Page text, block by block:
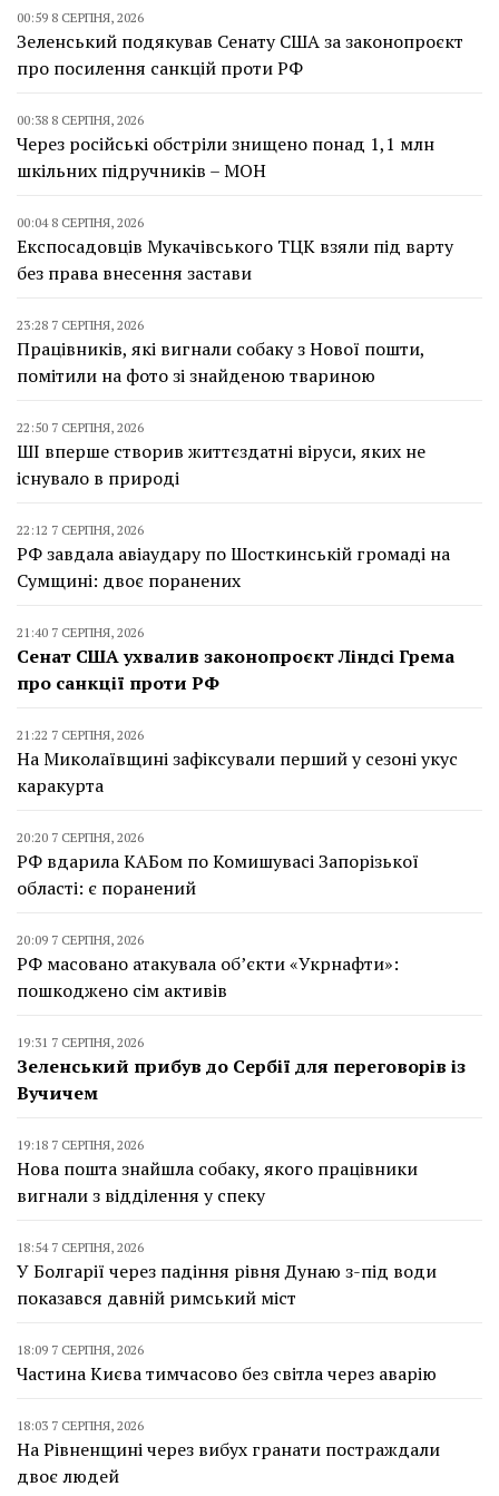
00:59 8 СЕРПНЯ, 2026
Зеленський подякував Сенату США за законопроєкт
про посилення санкцій проти РФ
00:38 8 СЕРПНЯ, 2026
Через російські обстріли знищено понад 1,1 млн
шкільних підручників – МОН
00:04 8 СЕРПНЯ, 2026
Експосадовців Мукачівського ТЦК взяли під варту
без права внесення застави
23:28 7 СЕРПНЯ, 2026
Працівників, які вигнали собаку з Нової пошти,
помітили на фото зі знайденою твариною
22:50 7 СЕРПНЯ, 2026
ШІ вперше створив життєздатні віруси, яких не
існувало в природі
22:12 7 СЕРПНЯ, 2026
РФ завдала авіаудару по Шосткинській громаді на
Сумщині: двоє поранених
21:40 7 СЕРПНЯ, 2026
Сенат США ухвалив законопроєкт Ліндсі Грема
про санкції проти РФ
21:22 7 СЕРПНЯ, 2026
На Миколаївщині зафіксували перший у сезоні укус
каракурта
20:20 7 СЕРПНЯ, 2026
РФ вдарила КАБом по Комишувасі Запорізької
області: є поранений
20:09 7 СЕРПНЯ, 2026
РФ масовано атакувала об’єкти «Укрнафти»:
пошкоджено сім активів
19:31 7 СЕРПНЯ, 2026
Зеленський прибув до Сербії для переговорів із
Вучичем
19:18 7 СЕРПНЯ, 2026
Нова пошта знайшла собаку, якого працівники
вигнали з відділення у спеку
18:54 7 СЕРПНЯ, 2026
У Болгарії через падіння рівня Дунаю з-під води
показався давній римський міст
18:09 7 СЕРПНЯ, 2026
Частина Києва тимчасово без світла через аварію
18:03 7 СЕРПНЯ, 2026
На Рівненщині через вибух гранати постраждали
двоє людей